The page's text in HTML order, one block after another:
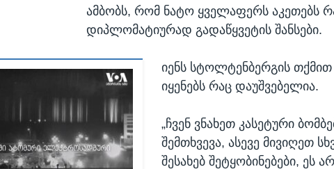
ამბობს, რომ ნატო ყველაფერს აკეთებს
დიპლომატიურად გადაწყვეტის შანსები.
იენს სტოლტენბერგის თქმით
იყენებს რაც დაუშვებელია.
„ჩვენ ვნახეთ კასეტური
შემთხვევა, ასევე მივიღეთ
შესახებ შეტყობინებები, ეს